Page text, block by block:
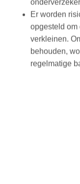
Er worden
opgesteld
verkleinen.
behouden,
regelmatige